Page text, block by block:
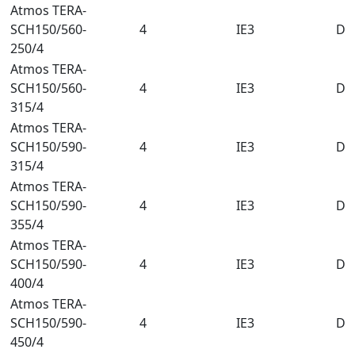
Atmos TERA-
SCH150/560-
250/4
4 IE3
Atmos TERA-
SCH150/560-
315/4
4 IE3
Atmos TERA-
SCH150/590-
315/4
4 IE3
Atmos TERA-
SCH150/590-
355/4
4 IE3
Atmos TERA-
SCH150/590-
400/4
4 IE3
Atmos TERA-
SCH150/590-
450/4
4 IE3